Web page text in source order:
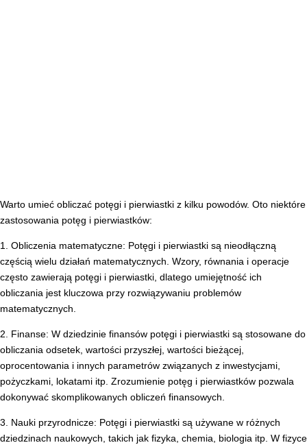
Warto umieć obliczać potęgi i pierwiastki z kilku powodów. Oto niektóre
zastosowania potęg i pierwiastków:
1. Obliczenia matematyczne: Potęgi i pierwiastki są nieodłączną
częścią wielu działań matematycznych. Wzory, równania i operacje
często zawierają potęgi i pierwiastki, dlatego umiejętność ich
obliczania jest kluczowa przy rozwiązywaniu problemów
matematycznych.
2. Finanse: W dziedzinie finansów potęgi i pierwiastki są stosowane do
obliczania odsetek, wartości przyszłej, wartości bieżącej,
oprocentowania i innych parametrów związanych z inwestycjami,
pożyczkami, lokatami itp. Zrozumienie potęg i pierwiastków pozwala
dokonywać skomplikowanych obliczeń finansowych.
3. Nauki przyrodnicze: Potęgi i pierwiastki są używane w różnych
dziedzinach naukowych, takich jak fizyka, chemia, biologia itp. W fizyce